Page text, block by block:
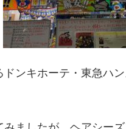
ンキホーテ・東急ハ